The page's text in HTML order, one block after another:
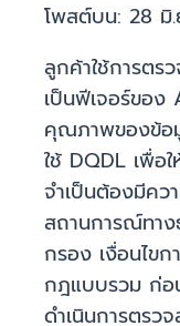
โพสต์บน: 28 มิ
ลูกค้าใช้การต
เป็นฟีเจอร์ของ
คุณภาพของข้อ
ใช้ DQDL เพื่อ
จำเป็นต้องมีคว
สถานการณ์ทา
กรอง เงื่อนไข
กฎแบบรวม ก่อ
ดำเนินการตรว